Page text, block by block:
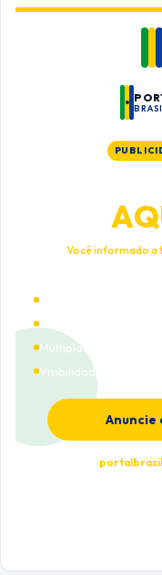
Você informado
Múltiplas categorias
Visibilidade premium
Anuncie